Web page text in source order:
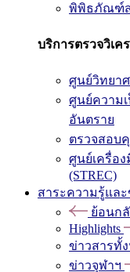
พิพิธภัณฑ์
บริการตรวจวิเ
ศูนย์วิทยา
ศูนย์ความ
อันตราย
ตรวจสอบ
ศูนย์เครื่อ
(STREC)
สาระความรู้แล
ย้อนก
Highlights
ข่าวสารทั้
ข่าวจุฬาฯ